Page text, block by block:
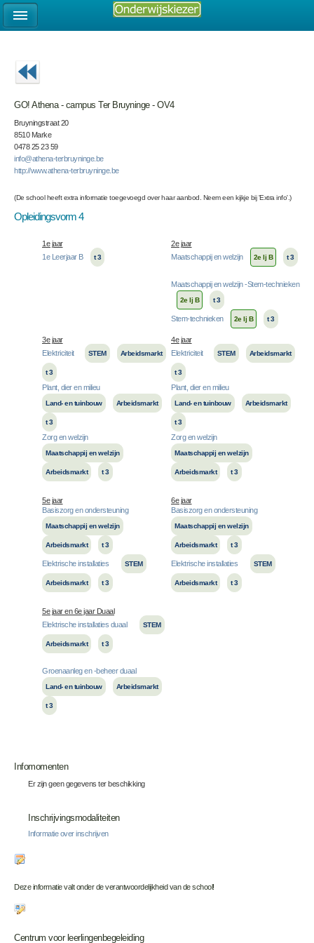
GO! Athena - campus Ter Bruyninge - OV4
Bruyningstraat 20
8510 Marke
0478 25 23 59
info@athena-terbruyninge.be
http://www.athena-terbruyninge.be
(De school heeft extra informatie toegevoegd over haar aanbod. Neem een kijkje bij 'Extra info'.)
Opleidingsvorm 4
1e jaar
2e jaar
1e Leerjaar B
t 3 Maatschappij en welzijn 2e lj B t 3
Maatschappij en welzijn -Stem-technieken
2e lj B t 3
Stem-technieken 2e lj B t 3
3e jaar
4e jaar
Elektriciteit
STEM Arbeidsmarkt
t 3
Plant, dier en milieu
Land- en tuinbouw Arbeidsmarkt
t 3
Zorg en welzijn
Maatschappij en welzijn
Arbeidsmarkt t 3
Elektriciteit STEM Arbeidsmarkt
t 3
Plant, dier en milieu
Land- en tuinbouw Arbeidsmarkt
t 3
Zorg en welzijn
Maatschappij en welzijn
Arbeidsmarkt t 3
5e jaar
6e jaar
Basiszorg en ondersteuning
Maatschappij en welzijn
Arbeidsmarkt t 3
Elektrische installaties STEM
Arbeidsmarkt t 3
Basiszorg en ondersteuning
Maatschappij en welzijn
Arbeidsmarkt t 3
Elektrische installaties STEM
Arbeidsmarkt t 3
5e jaar en 6e jaar Duaal
Elektrische installaties duaal
STEM
Arbeidsmarkt t 3
Groenaanleg en -beheer duaal
Land- en tuinbouw Arbeidsmarkt
t 3
Infomomenten
Er zijn geen gegevens ter beschikking
Inschrijvingsmodaliteiten
Informatie over inschrijven
Deze informatie valt onder de verantwoordelijkheid van de school!
Centrum voor leerlingenbegeleiding